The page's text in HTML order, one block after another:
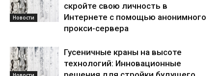
Новости
скройте свою личность в
Интернете с помощью анонимного
прокси-сервера
Гусеничные краны на высоте
технологий: Инновационные